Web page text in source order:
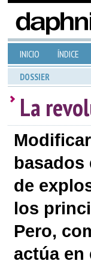
INICIO ÍNDICE
DOSSIER
La
basados
de
los
Pero,
actúa en